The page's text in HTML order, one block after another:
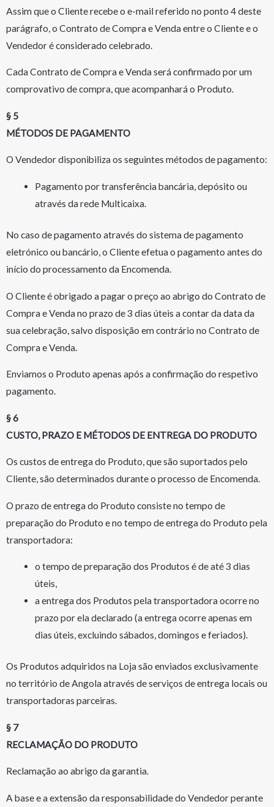
Assim que o Cliente recebe o e-mail referido no ponto 4 deste
parágrafo, o Contrato de Compra e Venda entre o Cliente e o
Vendedor é considerado celebrado.
Cada Contrato de Compra e Venda será confirmado por um
comprovativo de compra, que acompanhará o Produto.
§ 5
MÉTODOS DE PAGAMENTO
O Vendedor disponibiliza os seguintes métodos de pagamento:
Pagamento por transferência bancária, depósito ou
através da rede Multicaixa.
No caso de pagamento através do sistema de pagamento
eletrónico ou bancário, o Cliente efetua o pagamento antes do
início do processamento da Encomenda.
O Cliente é obrigado a pagar o preço ao abrigo do Contrato de
Compra e Venda no prazo de 3 dias úteis a contar da data da
sua celebração, salvo disposição em contrário no Contrato de
Compra e Venda.
Enviamos o Produto apenas após a confirmação do respetivo
pagamento.
§ 6
CUSTO, PRAZO E MÉTODOS DE ENTREGA DO PRODUTO
Os custos de entrega do Produto, que são suportados pelo
Cliente, são determinados durante o processo de Encomenda.
O prazo de entrega do Produto consiste no tempo de
preparação do Produto e no tempo de entrega do Produto pela
transportadora:
o tempo de preparação dos Produtos é de até 3 dias
úteis,
a entrega dos Produtos pela transportadora ocorre no
prazo por ela declarado (a entrega ocorre apenas em
dias úteis, excluindo sábados, domingos e feriados).
Os Produtos adquiridos na Loja são enviados exclusivamente
no território de Angola através de serviços de entrega locais ou
transportadoras parceiras.
§ 7
RECLAMAÇÃO DO PRODUTO
Reclamação ao abrigo da garantia.
A base e a extensão da responsabilidade do Vendedor perante